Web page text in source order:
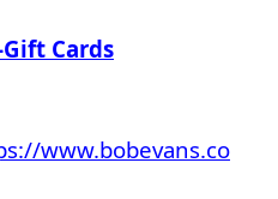
Gift Cards
www.bobevans.co